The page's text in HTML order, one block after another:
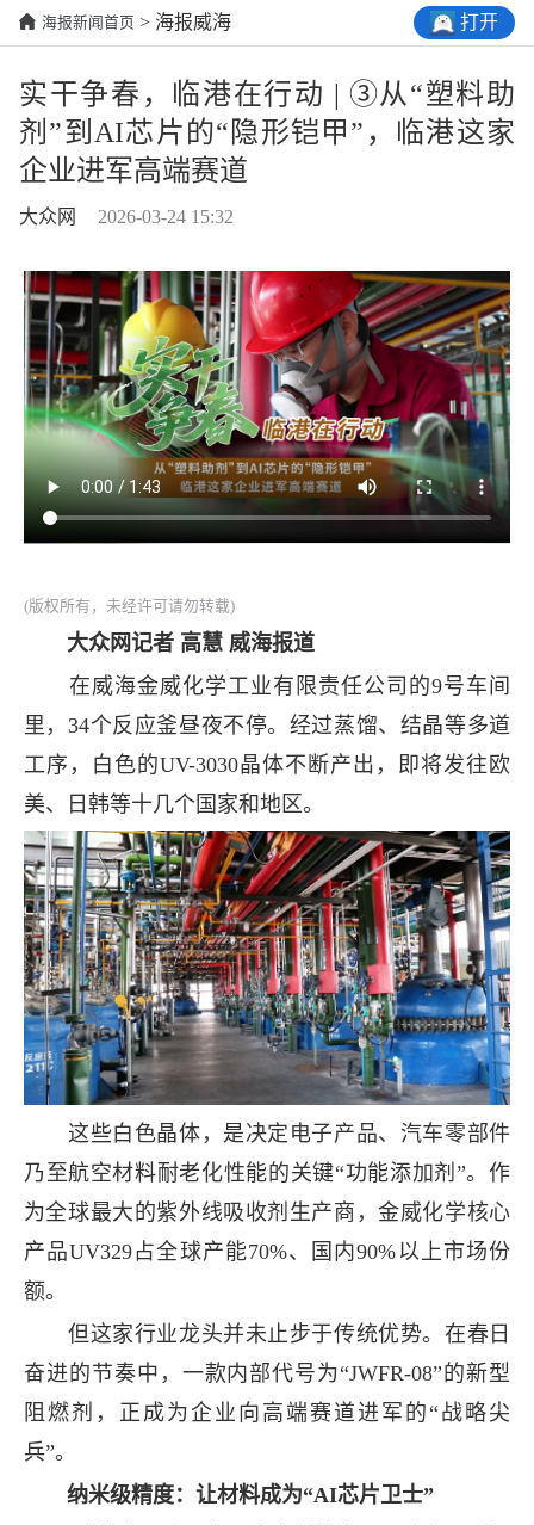
海报新闻首页 > 海报威海 打开
实干争春，临港在行动 | ③从“塑料助
剂”到AI芯片的“隐形铠甲”，临港这家
企业进军高端赛道
大众网 2026-03-24 15:32
(版权所有，未经许可请勿转载)
大众网记者 高慧 威海报道
在威海金威化学工业有限责任公司的9号车间
里，34个反应釜昼夜不停。经过蒸馏、结晶等多道
工序，白色的UV-3030晶体不断产出，即将发往欧
美、日韩等十几个国家和地区。
这些白色晶体，是决定电子产品、汽车零部件
乃至航空材料耐老化性能的关键“功能添加剂”。作
为全球最大的紫外线吸收剂生产商，金威化学核心
产品UV329占全球产能70%、国内90%以上市场份
额。
但这家行业龙头并未止步于传统优势。在春日
奋进的节奏中，一款内部代号为“JWFR-08”的新型
阻燃剂，正成为企业向高端赛道进军的“战略尖
兵”。
纳米级精度：让材料成为“AI芯片卫士”